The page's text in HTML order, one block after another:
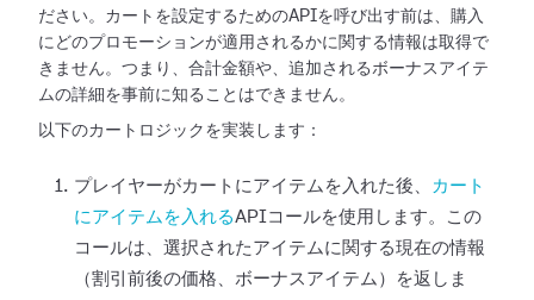
ださい。カートを設定するためのAPIを呼び出す前は、購入
にどのプロモーションが適用されるかに関する情報は取得で
きません。つまり、合計金額や、追加されるボーナスアイテ
ムの詳細を事前に知ることはできません。
以下のカートロジックを実装します：
プレイヤーがカートにアイテムを入れた後、
カート
にアイテムを入れるAPIコールを使用します。この
コールは、選択されたアイテムに関する現在の情報
（割引前後の価格、ボーナスアイテム）を返しま